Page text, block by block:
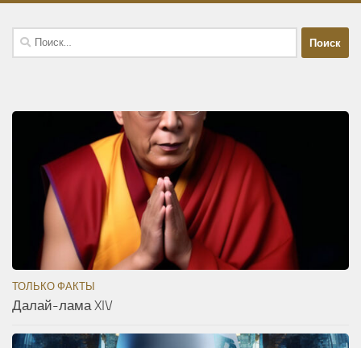
Найти:
ТОЛЬКО ФАКТЫ
Далай-лама XIV